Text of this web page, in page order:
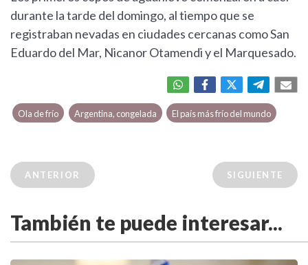
durante la tarde del domingo, al tiempo que se
registraban nevadas en ciudades cercanas como San
Eduardo del Mar, Nicanor Otamendi y el Marquesado.
Ola de frío Argentina, congelada El país más frío del mundo
ANTERIOR SIGUIENTE
También te puede interesar...